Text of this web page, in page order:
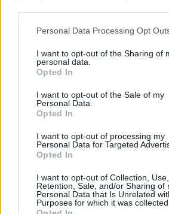
negar su consentimiento. Tenga en
de su consentimiento, pero usted tiene
rechazar tal procesamiento. Sus
cualquier momento entrando de nuevo
visitando nuestra política de privacidad.
Personal Data Processing Opt
I want to opt-out of the Sharing of
personal data.
Opted In
I want to opt-out of the Sale of my
Personal Data.
Opted In
I want to opt-out of processing my
Personal Data for Targeted
Opted In
I want to opt-out of Collection, Use,
Retention, Sale, and/or Sharing of
Personal Data that Is Unrelated
Purposes for which it was collected.